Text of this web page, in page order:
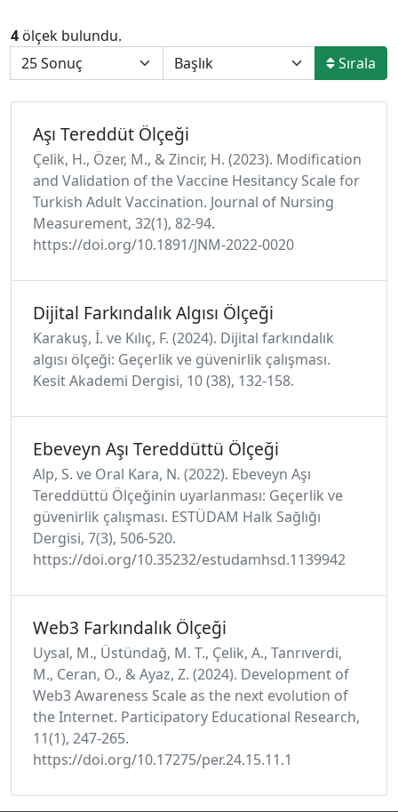
4 ölçek bulundu.
Sırala
Aşı Tereddüt Ölçeği
Çelik, H., Özer, M., & Zincir, H. (2023). Modification
and Validation of the Vaccine Hesitancy Scale for
Turkish Adult Vaccination. Journal of Nursing
Measurement, 32(1), 82-94.
https://doi.org/10.1891/JNM-2022-0020
Dijital Farkındalık Algısı Ölçeği
Karakuş, İ. ve Kılıç, F. (2024). Dijital farkındalık
algısı ölçeği: Geçerlik ve güvenirlik çalışması.
Kesit Akademi Dergisi, 10 (38), 132-158.
Ebeveyn Aşı Tereddüttü Ölçeği
Alp, S. ve Oral Kara, N. (2022). Ebeveyn Aşı
Tereddüttü Ölçeğinin uyarlanması: Geçerlik ve
güvenirlik çalışması. ESTÜDAM Halk Sağlığı
Dergisi, 7(3), 506-520.
https://doi.org/10.35232/estudamhsd.1139942
Web3 Farkındalık Ölçeği
Uysal, M., Üstündağ, M. T., Çelik, A., Tanrıverdi,
M., Ceran, O., & Ayaz, Z. (2024). Development of
Web3 Awareness Scale as the next evolution of
the Internet. Participatory Educational Research,
11(1), 247-265.
https://doi.org/10.17275/per.24.15.11.1